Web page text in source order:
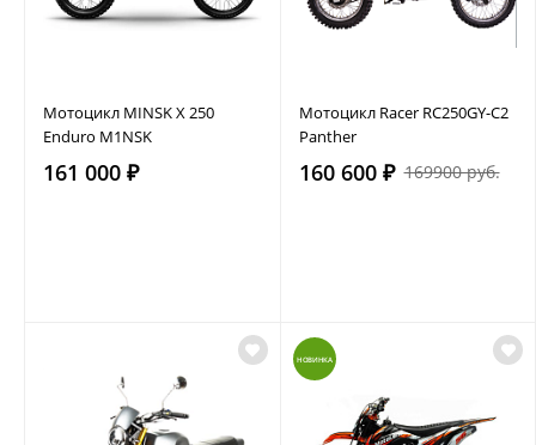
Мотоцикл MINSK X 250
Enduro M1NSK
161 000 ₽
Мотоцикл Racer RC250GY-C2
Panther
160 600 ₽ 169900 руб.
НОВИНКА